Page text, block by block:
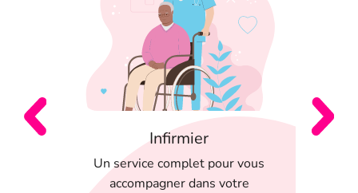
Infirmier
Un service complet pour vous
accompagner dans votre